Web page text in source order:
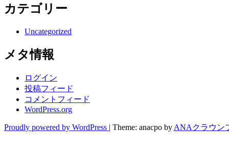
カテゴリー
Uncategorized
メタ情報
ログイン
投稿フィード
コメントフィード
WordPress.org
Proudly powered by WordPress | Theme: anacpo by ANAクラウン